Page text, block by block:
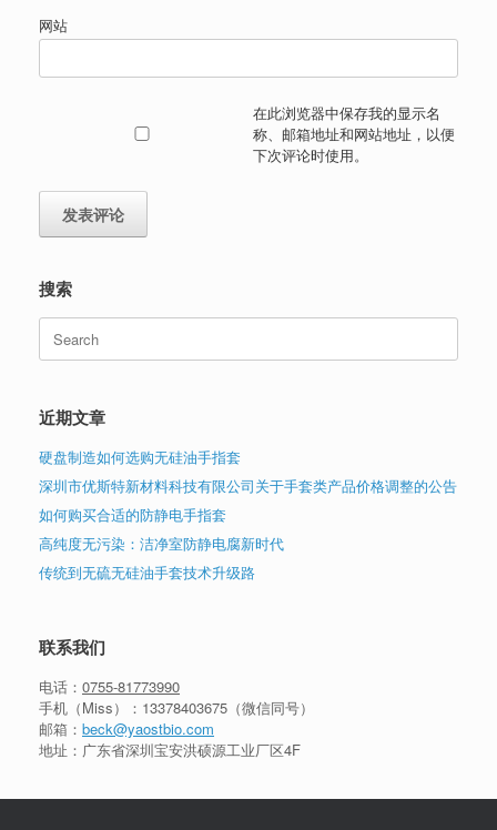
网站
在此浏览器中保存我的显示名
称、邮箱地址和网站地址，以便
下次评论时使用。
搜索
Search
for:
近期文章
硬盘制造如何选购无硅油手指套
深圳市优斯特新材料科技有限公司关于手套类产品价格调整的公告
如何购买合适的防静电手指套
高纯度无污染：洁净室防静电腐新时代
传统到无硫无硅油手套技术升级路
联系我们
电话： 0755-81773990
手机（Miss）： 13378403675 （微信同号）
邮箱： beck@yaostbio.com
地址：广东省深圳宝安洪硕源工业厂区4F